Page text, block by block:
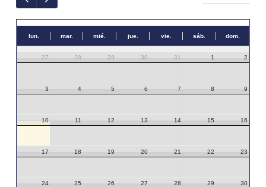
lun. mar. mié. jue. vie. sáb. dom.
27 28 29 30 31 1 2
3 4 5 6 7 8 9
10 11 12 13 14 15 16
17 18 19 20 21 22 23
24 25 26 27 28 29 30